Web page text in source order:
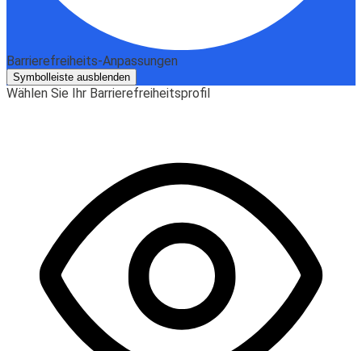
Barrierefreiheits-Anpassungen
Symbolleiste ausblenden
Wählen Sie Ihr Barrierefreiheitsprofil